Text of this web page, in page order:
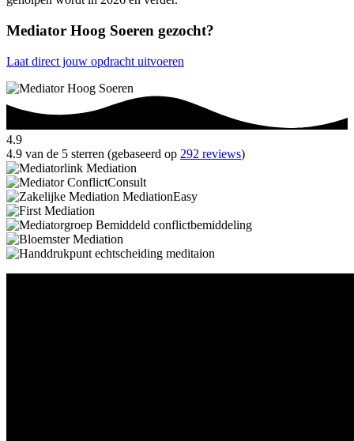
Mediator Hoog Soeren gezocht?
Laat direct jouw opdracht uitvoeren
4.9
4.9 van de 5 sterren (gebaseerd op 292 reviews)